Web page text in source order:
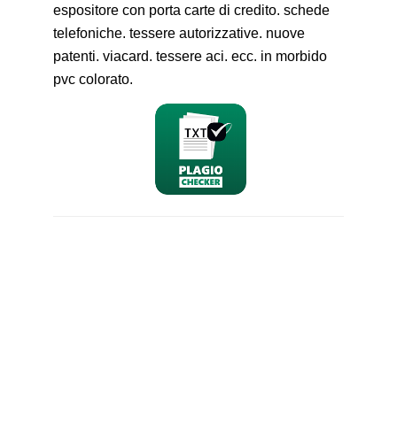
espositore con porta carte di credito. schede
telefoniche. tessere autorizzative. nuove
patenti. viacard. tessere aci. ecc. in morbido
pvc colorato.